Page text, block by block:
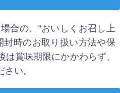
合の、“おいしくお召し上
封時のお取り扱い方法や保
賞味期限にかかわらず、
さい。